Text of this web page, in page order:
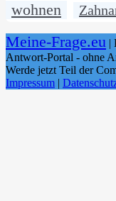
wohnen
Meine-Frage.eu
Antwort-Portal - ohne
Werde jetzt Teil der
Impressum